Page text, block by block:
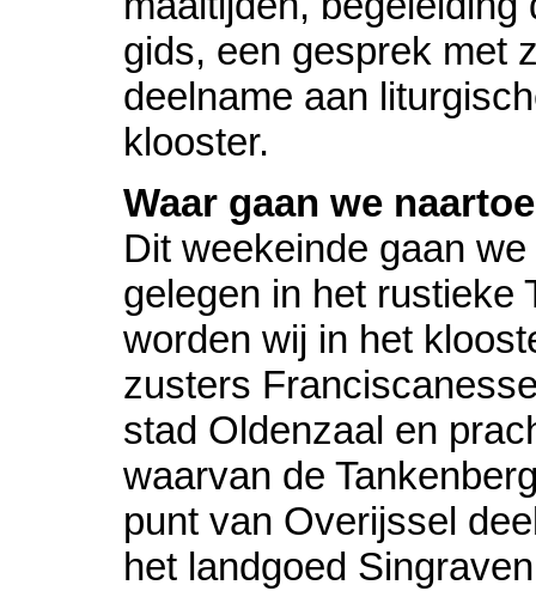
gids, een gesprek met
deelname aan
klooster.
Waar gaan we
Dit weekeinde gaan
gelegen in het rustieke
worden wij in het
zusters
stad Oldenzaal en
waarvan de
punt van Overijssel
het landgoed